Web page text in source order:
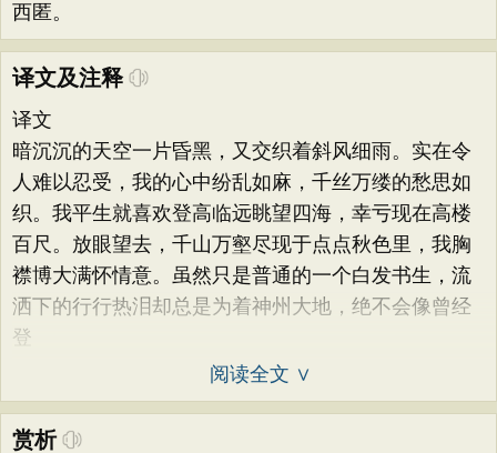
西匿。
译文及注释
译文
暗沉沉的天空一片昏黑，又交织着斜风细雨。实在令
人难以忍受，我的心中纷乱如麻，千丝万缕的愁思如
织。我平生就喜欢登高临远眺望四海，幸亏现在高楼
百尺。放眼望去，千山万壑尽现于点点秋色里，我胸
襟博大满怀情意。虽然只是普通的一个白发书生，流
洒下的行行热泪却总是为着神州大地，绝不会像曾经
登
阅读全文 ∨
赏析